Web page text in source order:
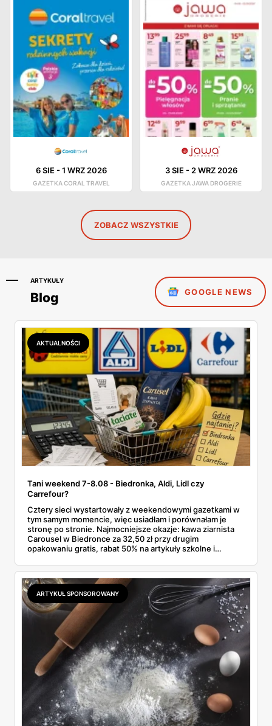
6 SIE -1 WRZ 2026
GAZETKA CORAL TRAVEL
3 SIE - 2 WRZ 2026
GAZETKA JAWA DROGERIE
ZOBACZ WSZYSTKIE
ARTYKUŁY
Blog GOOGLE NEWS
AKTUALNOŚCI
Tani weekend 7-8.08 - Biedronka, Aldi, Lidl czy
Carrefour?
Cztery sieci wystartowały z weekendowymi gazetkami w
tym samym momencie, więc usiadłam i porównałam je
stronę po stronie. Najmocniejsze okazje: kawa ziarnista
Carousel w Biedronce za 32,50 zł przy drugim
opakowaniu gratis, rabat 50% na artykuły szkolne i
2,99 zł za kilogram, ale wyłącznie w sobotę z aplikacją. Aldi
odpowiada masłem za 2,99 zł. Werdykt w skrócie:
najwięcej wyciśniesz z Biedronki, po świeże warzywa jedź
do Aldi.
ARTYKUŁ SPONSOROWANY